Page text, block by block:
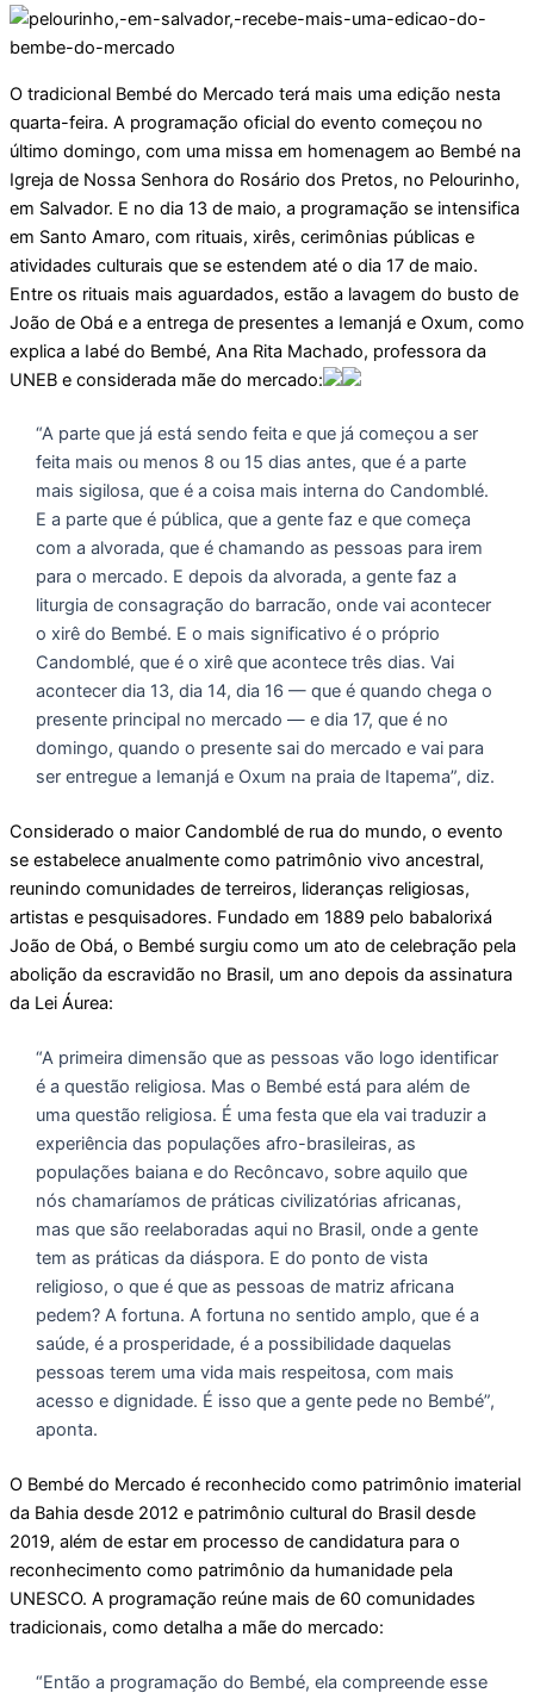
O tradicional Bembé do Mercado terá mais uma edição nesta
quarta-feira. A programação oficial do evento começou no
último domingo, com uma missa em homenagem ao Bembé na
Igreja de Nossa Senhora do Rosário dos Pretos, no Pelourinho,
em Salvador. E no dia 13 de maio, a programação se intensifica
em Santo Amaro, com rituais, xirês, cerimônias públicas e
atividades culturais que se estendem até o dia 17 de maio.
Entre os rituais mais aguardados, estão a lavagem do busto de
João de Obá e a entrega de presentes a Iemanjá e Oxum, como
explica a Iabé do Bembé, Ana Rita Machado, professora da
UNEB e considerada mãe do mercado:
“A parte que já está sendo feita e que já começou a ser
feita mais ou menos 8 ou 15 dias antes, que é a parte
mais sigilosa, que é a coisa mais interna do Candomblé.
E a parte que é pública, que a gente faz e que começa
com a alvorada, que é chamando as pessoas para irem
para o mercado. E depois da alvorada, a gente faz a
liturgia de consagração do barracão, onde vai acontecer
o xirê do Bembé. E o mais significativo é o próprio
Candomblé, que é o xirê que acontece três dias. Vai
acontecer dia 13, dia 14, dia 16 — que é quando chega o
presente principal no mercado — e dia 17, que é no
domingo, quando o presente sai do mercado e vai para
ser entregue a Iemanjá e Oxum na praia de Itapema”, diz.
Considerado o maior Candomblé de rua do mundo, o evento
se estabelece anualmente como patrimônio vivo ancestral,
reunindo comunidades de terreiros, lideranças religiosas,
artistas e pesquisadores. Fundado em 1889 pelo babalorixá
João de Obá, o Bembé surgiu como um ato de celebração pela
abolição da escravidão no Brasil, um ano depois da assinatura
da Lei Áurea:
“A primeira dimensão que as pessoas vão logo identificar
é a questão religiosa. Mas o Bembé está para além de
uma questão religiosa. É uma festa que ela vai traduzir a
experiência das populações afro-brasileiras, as
populações baiana e do Recôncavo, sobre aquilo que
nós chamaríamos de práticas civilizatórias africanas,
mas que são reelaboradas aqui no Brasil, onde a gente
tem as práticas da diáspora. E do ponto de vista
religioso, o que é que as pessoas de matriz africana
pedem? A fortuna. A fortuna no sentido amplo, que é a
saúde, é a prosperidade, é a possibilidade daquelas
pessoas terem uma vida mais respeitosa, com mais
acesso e dignidade. É isso que a gente pede no Bembé”,
aponta.
O Bembé do Mercado é reconhecido como patrimônio imaterial
da Bahia desde 2012 e patrimônio cultural do Brasil desde
2019, além de estar em processo de candidatura para o
reconhecimento como patrimônio da humanidade pela
UNESCO. A programação reúne mais de 60 comunidades
tradicionais, como detalha a mãe do mercado:
“Então a programação do Bembé, ela compreende esse